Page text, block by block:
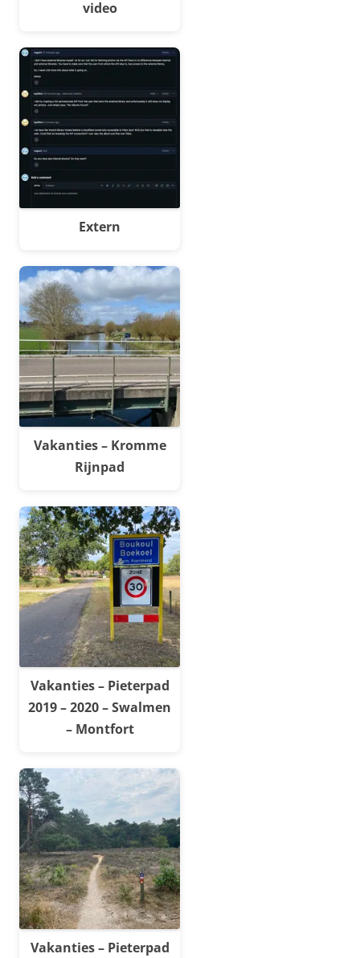
video
Extern
Vakanties – Kromme
Rijnpad
Vakanties – Pieterpad
2019 – 2020 – Swalmen
– Montfort
Vakanties – Pieterpad